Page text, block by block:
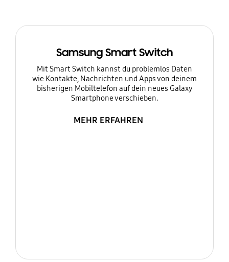
Samsung Smart Switch
Mit Smart Switch kannst du problemlos Daten
wie Kontakte, Nachrichten und Apps von deinem
bisherigen Mobiltelefon auf dein neues Galaxy
Smartphone verschieben.
MEHR ERFAHREN